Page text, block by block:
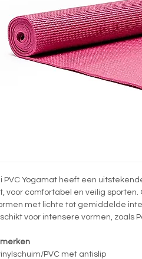
PVC Yogamat heeft een
voor comfortabel en veilig sporten.
met lichte tot gemiddelde
voor intensere vormen, zoals
PVC met antislip